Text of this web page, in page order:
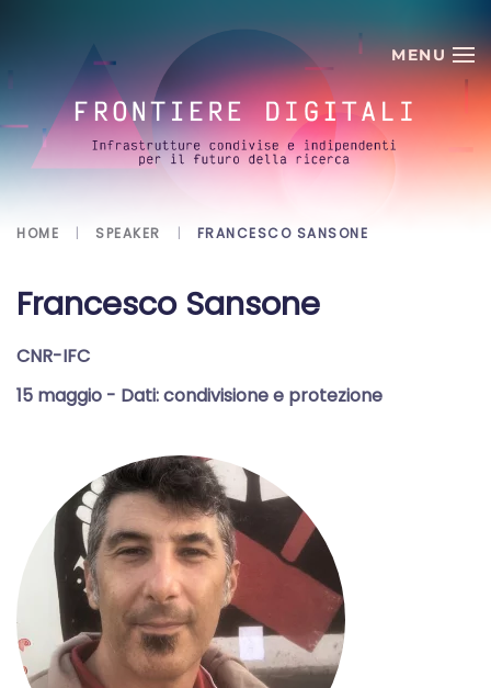
Skip to main content
HOME SPEAKER FRANCESCO SANSONE
Francesco Sansone
CNR-IFC
15 maggio - Dati: condivisione e protezione